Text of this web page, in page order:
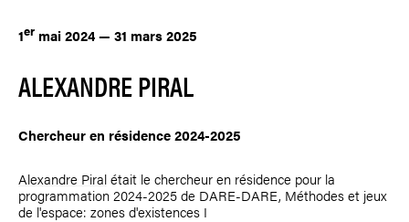
1er mai 2024 — 31 mars 2025
ALEXANDRE PIRAL
Chercheur en résidence 2024-2025
Alexandre Piralétait le chercheur en résidence pour la
programmation 2024-2025 de DARE-DARE, Méthodes et jeux
de l'espace: zones d'existences I